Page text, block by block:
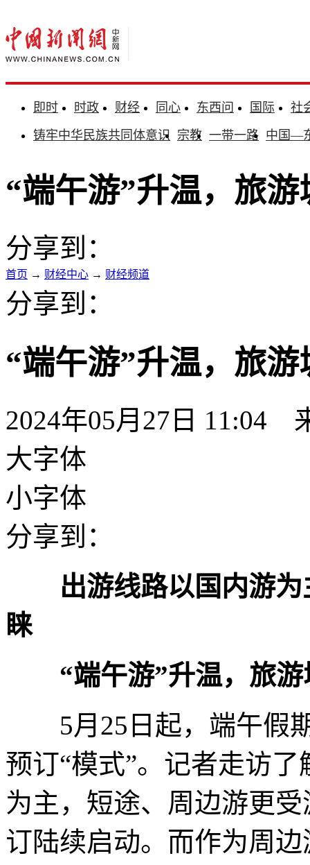
即时 时政 财经 同心 东西问 国际
社
铸牢中华民族共同体意识 宗教 一带一路 中国—
“端午游”升温，旅
分享到：
首页 → 财经中心 → 财经频道
分享到：
“端午游”升温，旅
2024年05月27日 11:04
大字体
小字体
分享到：
出游线路以国内游
睐
“端午游”升温，旅
5月25日起，端午假期
预订“模式”。记者走访
为主，短途、周边游更
订陆续启动。而作为周